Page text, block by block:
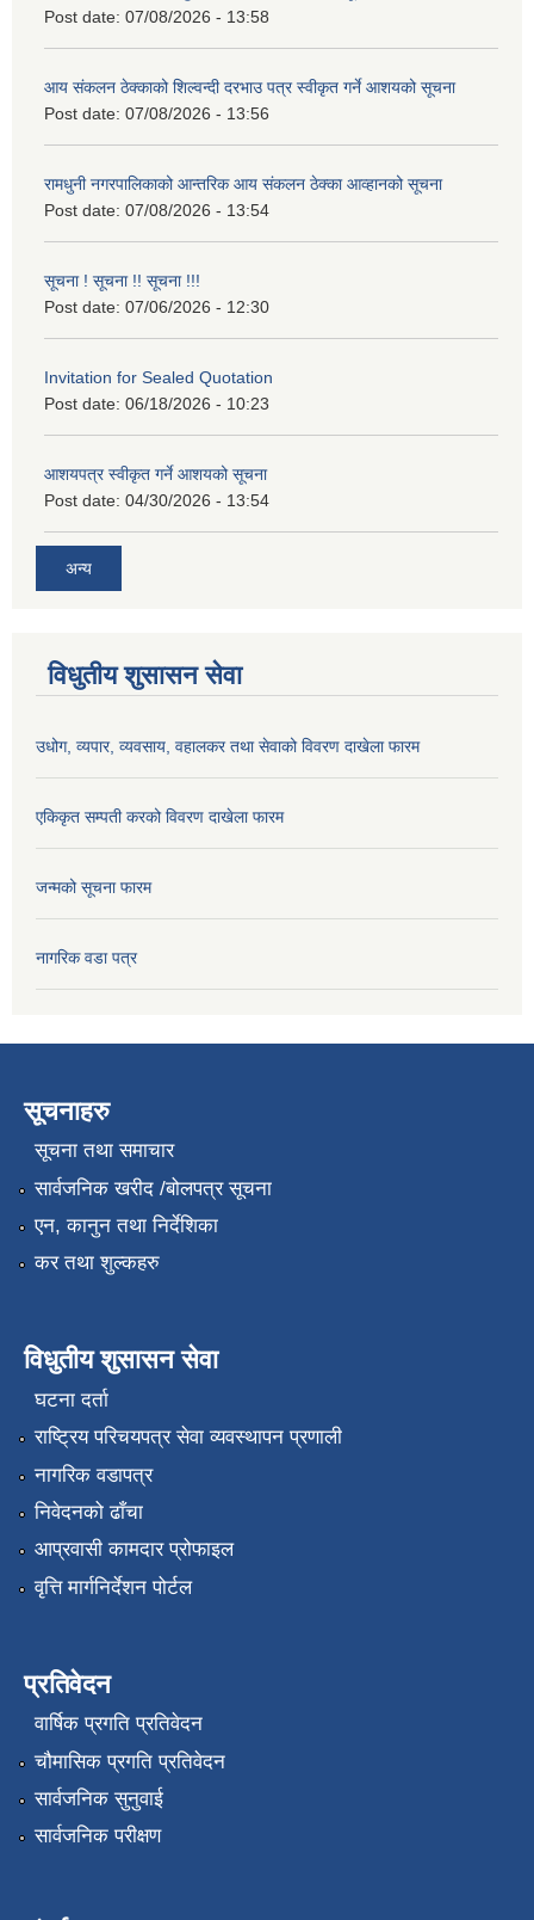
Post date: 07/08/2026 - 13:58
आय संकलन ठेक्काको शिल्वन्दी दरभाउ पत्र स्वीकृत गर्ने आशयको सूचना
Post date: 07/08/2026 - 13:56
रामधुनी नगरपालिकाको आन्तरिक आय संकलन ठेक्का आव्हानको सूचना
Post date: 07/08/2026 - 13:54
सूचना ! सूचना !! सूचना !!!
Post date: 07/06/2026 - 12:30
Invitation for Sealed Quotation
Post date: 06/18/2026 - 10:23
आशयपत्र स्वीकृत गर्ने आशयको सूचना
Post date: 04/30/2026 - 13:54
अन्य
विधुतीय शुसासन सेवा
उधोग, व्यपार, व्यवसाय, वहालकर तथा सेवाको विवरण दाखेला फारम
एकिकृत सम्पती करको विवरण दाखेला फारम
जन्मको सूचना फारम
नागरिक वडा पत्र
सूचनाहरु
सूचना तथा समाचार
सार्वजनिक खरीद /बोलपत्र सूचना
एन, कानुन तथा निर्देशिका
कर तथा शुल्कहरु
विधुतीय शुसासन सेवा
घटना दर्ता
राष्ट्रिय परिचयपत्र सेवा व्यवस्थापन प्रणाली
नागरिक वडापत्र
निवेदनको ढाँचा
आप्रवासी कामदार प्रोफाइल
वृत्ति मार्गनिर्देशन पोर्टल
प्रतिवेदन
वार्षिक प्रगति प्रतिवेदन
चौमासिक प्रगति प्रतिवेदन
सार्वजनिक सुनुवाई
सार्वजनिक परीक्षण